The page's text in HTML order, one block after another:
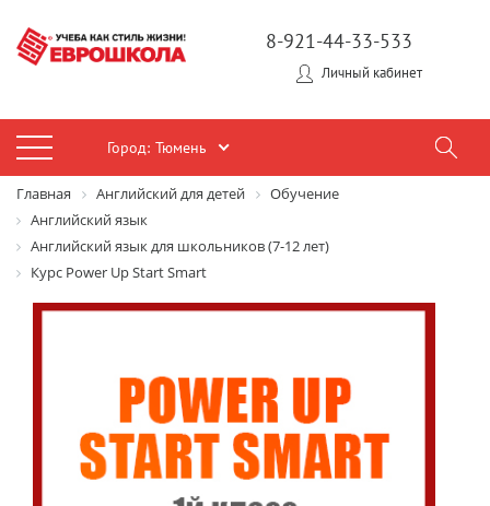
8-921-44-33-533
Личный кабинет
Город: Тюмень
Главная Английский для детей
Обучение
Английский язык
Английский язык для школьников (7-12 лет)
Курс Power Up Start Smart